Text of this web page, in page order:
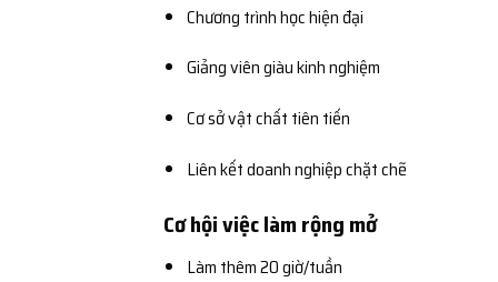
Chương trình học hiện đại
Giảng viên giàu kinh nghiệm
Cơ sở vật chất tiên tiến
Liên kết doanh nghiệp chặt chẽ
Cơ hội việc làm rộng mở
Làm thêm 20 giờ/tuần